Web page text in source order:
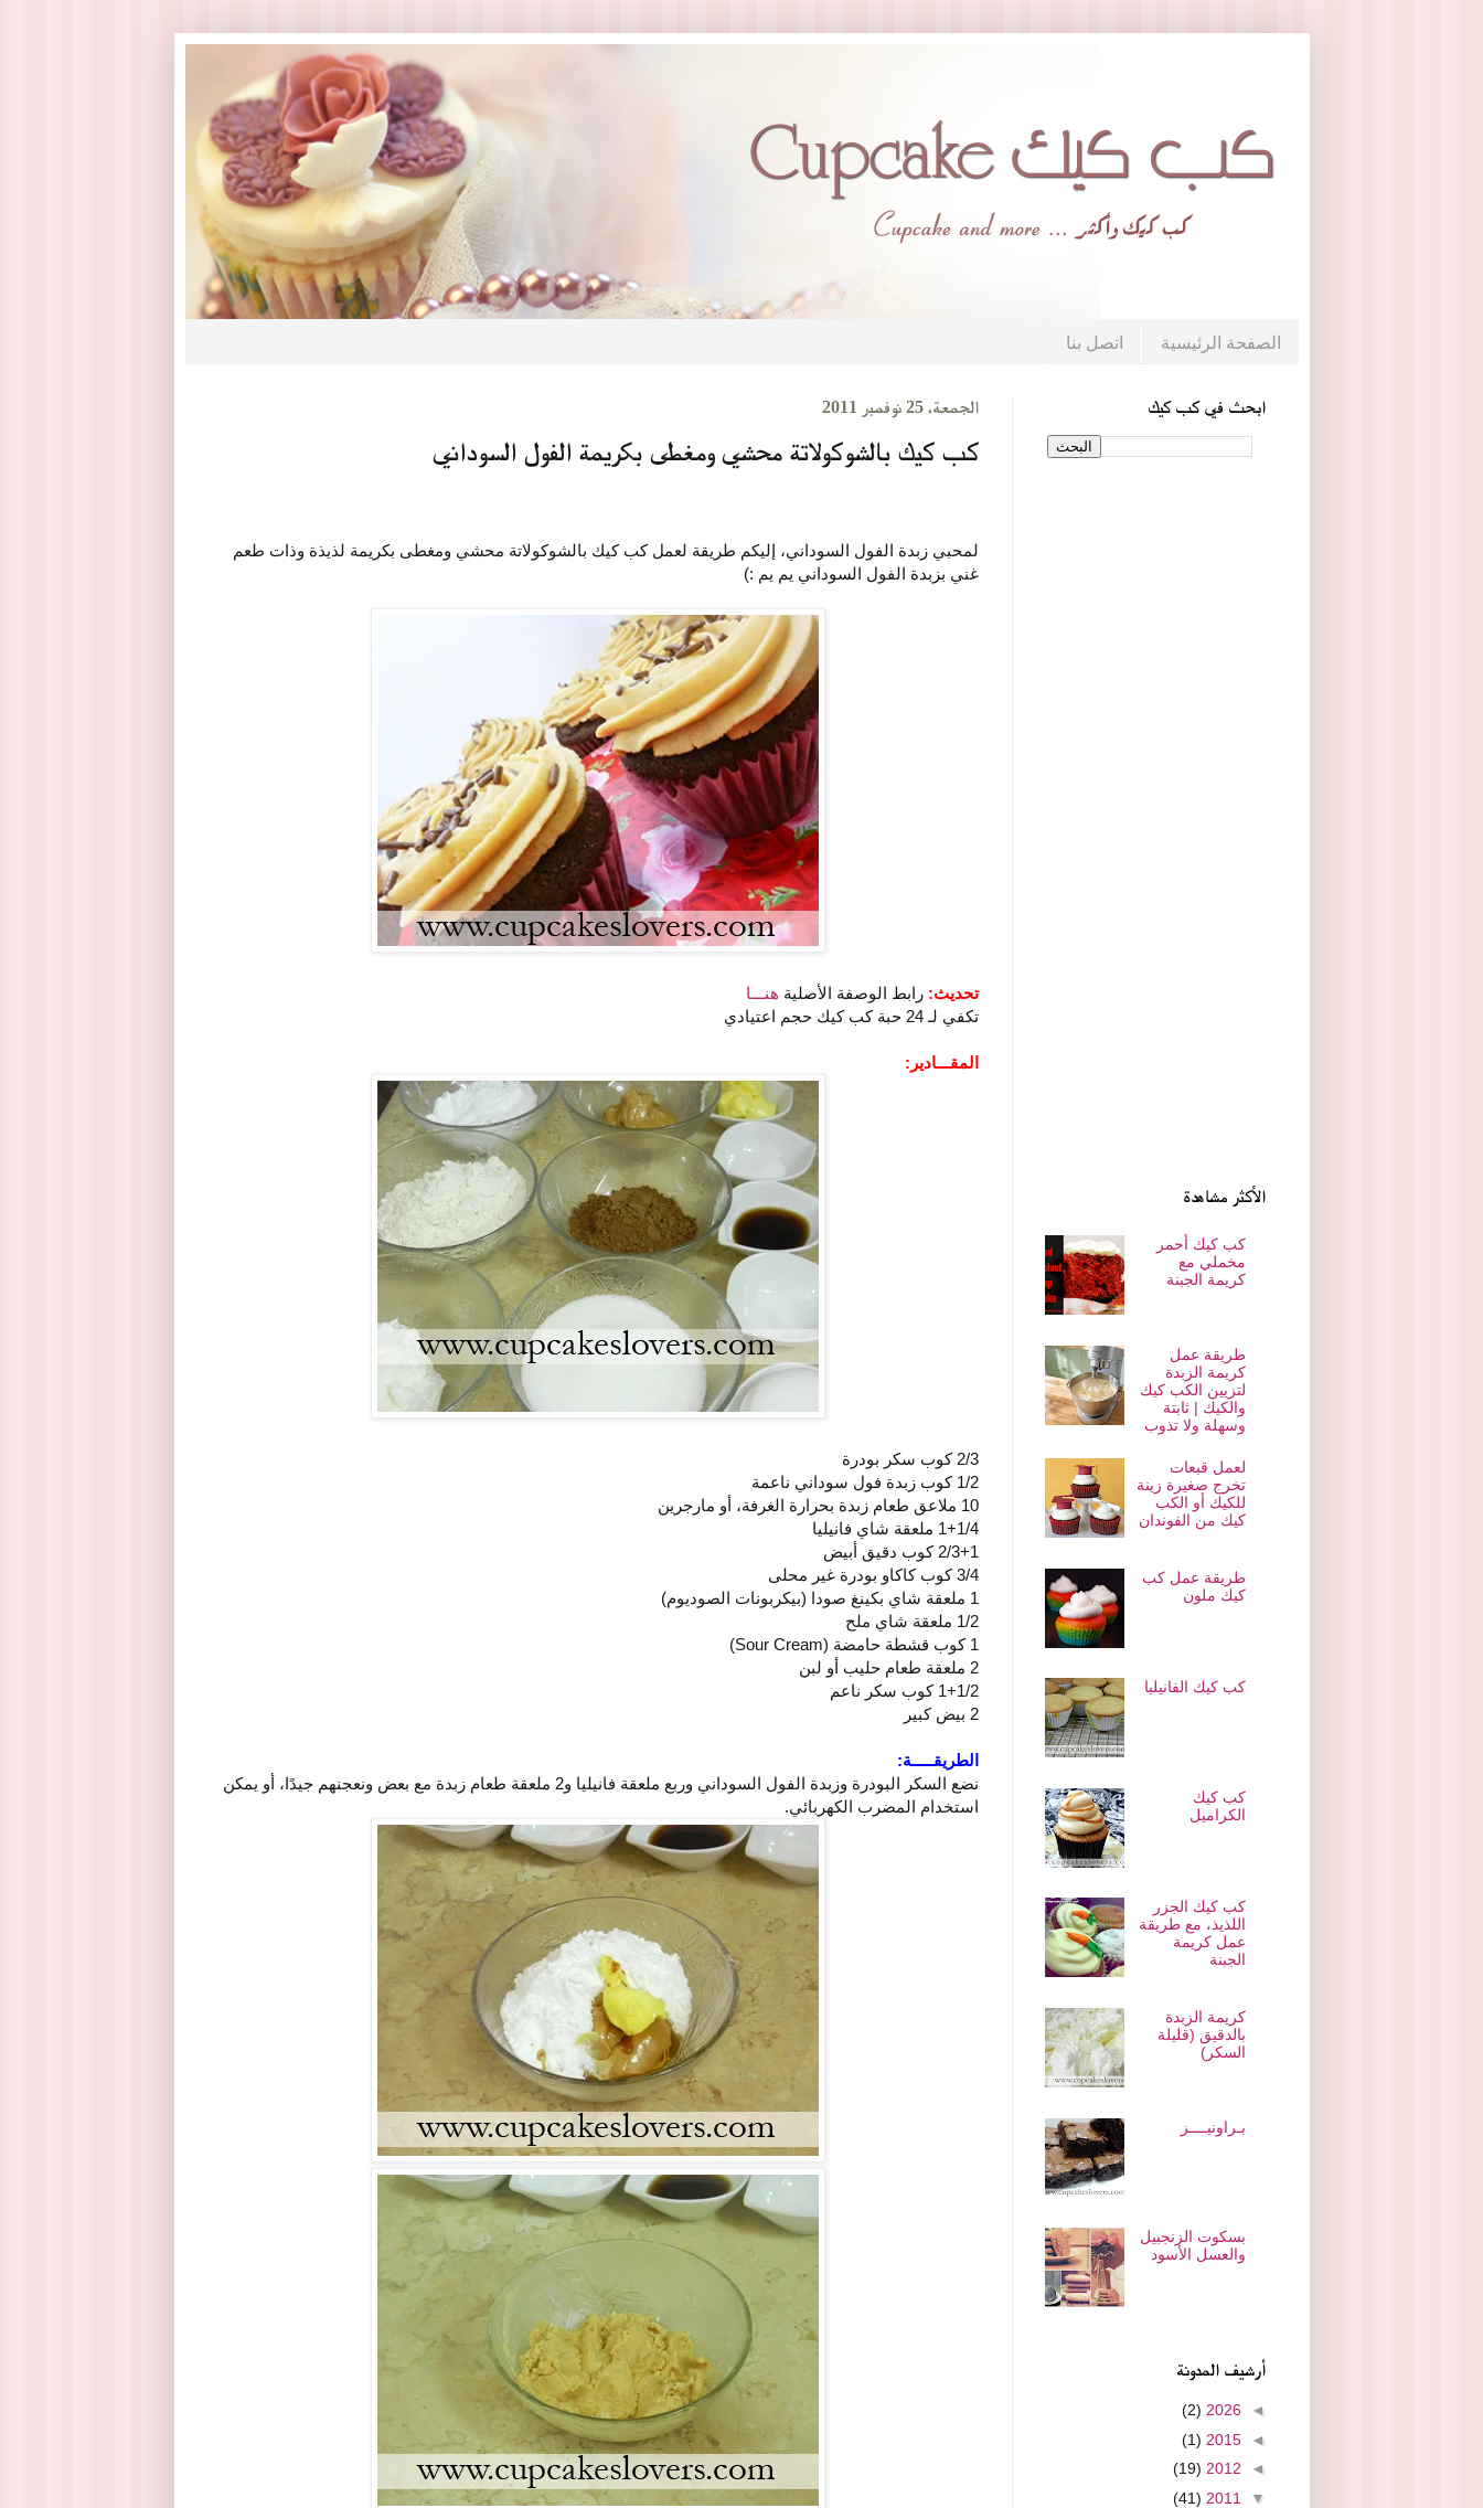
الصفحة الرئيسية اتصل بنا
الجمعة، 25 نوفمبر 2011
كب كيك بالشوكولاتة محشي ومغطى بكريمة الفول السوداني
لمحبي زبدة الفول السوداني، إليكم طريقة لعمل كب كيك بالشوكولاتة محشي ومغطى بكريمة لذيذة وذات طعم
غني بزبدة الفول السوداني يم يم :)
تحديث:رابط الوصفة الأصلية هنـــا
تكفي لـ 24 حبة كب كيك حجم اعتيادي
المقـــادير:
2/3 كوب سكر بودرة
1/2 كوب زبدة فول سوداني ناعمة
10 ملاعق طعام زبدة بحرارة الغرفة، أو مارجرين
1+1/4 ملعقة شاي فانيليا
2/3+1 كوب دقيق أبيض
3/4 كوب كاكاو بودرة غير محلى
1 ملعقة شاي بكينغ صودا (بيكربونات الصوديوم)
1/2 ملعقة شاي ملح
1 كوب قشطة حامضة (Sour Cream)
2 ملعقة طعام حليب أو لبن
1+1/2 كوب سكر ناعم
2 بيض كبير
الطريقـــــة:
نضع السكر البودرة وزبدة الفول السوداني وربع ملعقة فانيليا و2 ملعقة طعام زبدة مع بعض ونعجنهم جيدًا، أو يمكن
استخدام المضرب الكهربائي.
ابحث في كب كيك
الأكثر مشاهدة
كب كيك أحمر
مخملي مع
كريمة الجبنة
طريقة عمل
كريمة الزبدة
لتزيين الكب كيك
والكيك | ثابتة
وسهلة ولا تذوب
لعمل قبعات
تخرج صغيرة زينة
للكيك أو الكب
كيك من الفوندان
طريقة عمل كب
كيك ملون
كب كيك الفانيليا
كب كيك
الكراميل
كب كيك الجزر
اللذيذ، مع طريقة
عمل كريمة
الجبنة
كريمة الزبدة
بالدقيق (قليلة
السكر)
بـراونيــــز
بسكوت الزنجبيل
والعسل الأسود
أرشيف المدونة
◄
2026
(2)
◄
2015
(1)
◄
2012
(19)
▼
2011
(41)